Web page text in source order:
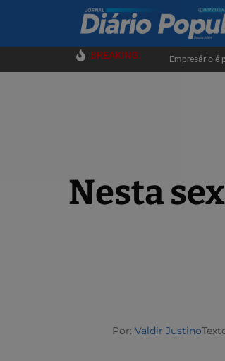
BREAKING: Empresário é
Nesta
Por: Valdir Justino